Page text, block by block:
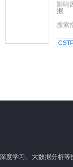
影响
据
搜索
度学习、大数据分析